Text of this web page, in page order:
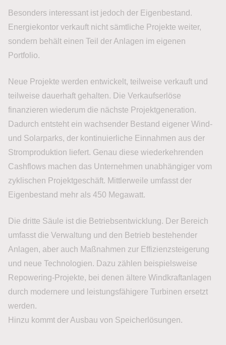
Besonders interessant ist jedoch der Eigenbestand.
Energiekontor verkauft nicht sämtliche Projekte weiter,
sondern behält einen Teil der Anlagen im eigenen
Portfolio.
Neue Projekte werden entwickelt, teilweise verkauft und
teilweise dauerhaft gehalten. Die Verkaufserlöse
finanzieren wiederum die nächste Projektgeneration.
Dadurch entsteht ein wachsender Bestand eigener Wind-
und Solarparks, der kontinuierliche Einnahmen aus der
Stromproduktion liefert. Genau diese wiederkehrenden
Cashflows machen das Unternehmen unabhängiger vom
zyklischen Projektgeschäft. Mittlerweile umfasst der
Eigenbestand mehr als 450 Megawatt.
Die dritte Säule ist die Betriebsentwicklung. Der Bereich
umfasst die Verwaltung und den Betrieb bestehender
Anlagen, aber auch Maßnahmen zur Effizienzsteigerung
und neue Technologien. Dazu zählen beispielsweise
Repowering-Projekte, bei denen ältere Windkraftanlagen
durch modernere und leistungsfähigere Turbinen ersetzt
werden.
Hinzu kommt der Ausbau von Speicherlösungen.